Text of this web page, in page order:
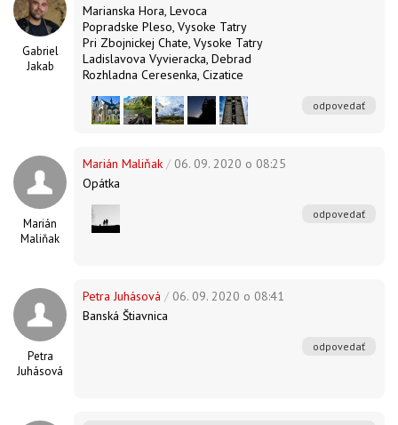
Gabriel
Jakab
Marianska Hora, Levoca
Popradske Pleso, Vysoke Tatry
Pri Zbojnickej Chate, Vysoke Tatry
Ladislavova Vyvieracka, Debrad
Rozhladna Ceresenka, Cizatice
odpovedať
Marián
Maliňak
Marián Maliňak / 06. 09. 2020 o 08:25
Opátka
odpovedať
Petra
Juhásová
Petra Juhásová / 06. 09. 2020 o 08:41
Banská Štiavnica
odpovedať